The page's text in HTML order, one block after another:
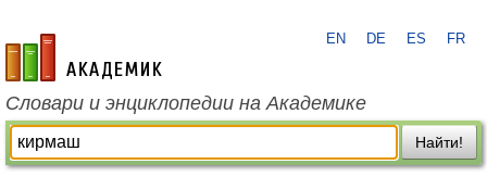
academic.ru
EN DE ES FR
Словари и энциклопедии на Академике
Найти!